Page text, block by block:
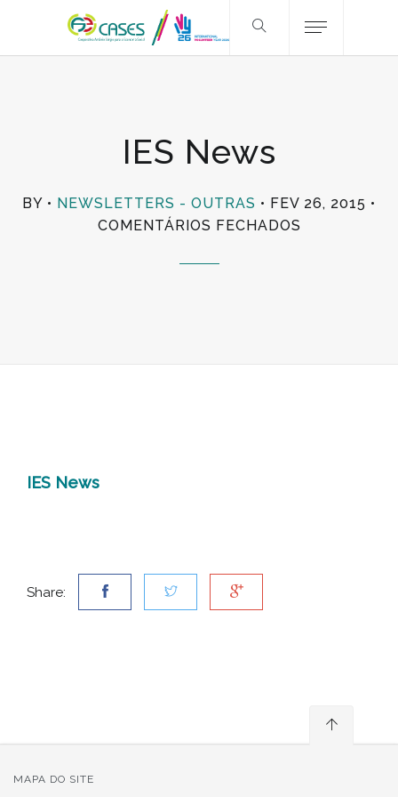
IES News
BY NEWSLETTERS - OUTRAS
FEV 26, 2015
COMENTÁRIOS FECHADOS
IES News
Share:
MAPA DO SITE